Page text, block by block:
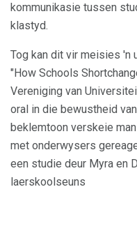
kommunikasie tussen
klastyd.
Tog kan dit vir meisies 'n
"How Schools
Vereniging van
oral in die bewustheid
beklemtoon verskeie
met onderwysers
een studie deur Myra en
laerskoolseuns